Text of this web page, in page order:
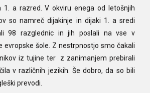
1. a razred. V okviru enega od letošnjih
so namreč dijakinje in dijaki 1. a sredi
98 razglednic in jih poslali na vse v
evropske šole. Z nestrpnostjo smo čakali
iz tujine ter z zanimanjem prebirali
v različnih jezikih. Še dobro, da so bili
prevodi.